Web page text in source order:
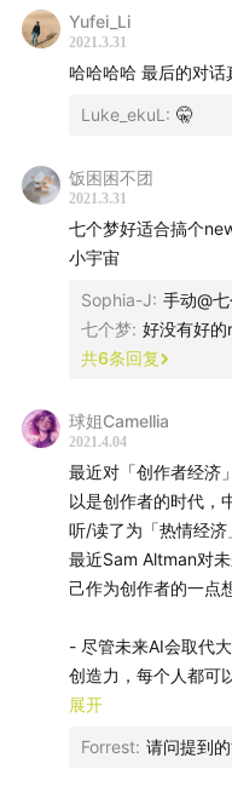
Li Jin：Atelier
职于 Andreessen
World 等公司。
Li Jin 的文章：
The
of Work
Li Jin 的创造者经济
Economy
：Basecamp 推
Cameo ：成立于
个性化视频的平台。
帮助创作者盈利或创
Patreon、
Naomi
me on Patreon,
创作者经济的各种垂
Yufei_Li
2021.3.31
哈哈哈哈 最后的对话
Luke_ekuL : 🤫
饭困困不团
2021.3.31
七个梦好适合搞个
小宇宙
Sophia-J: 手动@
七个梦: 好没有好
共6条回复
球姐Camellia
2021.4.04
最近对「创作者经济
以是创作者的时代，
听/读了为「热情经
最近Sam Altman对
己作为创作者的一点
- 尽管未来AI会取代
创造力，每个人都可
台和软件的帮助，可
展开
Forrest: 请问提到